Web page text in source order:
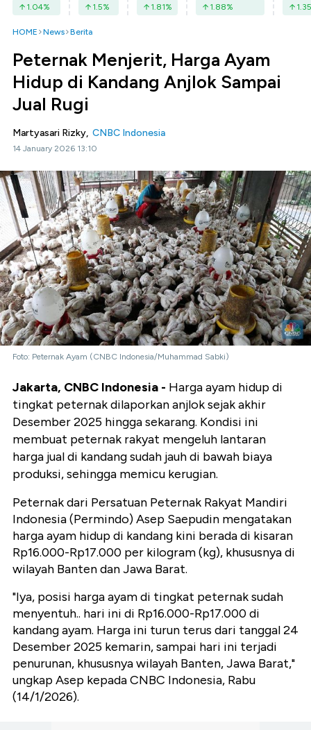
1.04% 1.5% 1.81% 1.88% 1.35
HOME News Berita
Peternak Menjerit, Harga Ayam
Hidup di Kandang Anjlok Sampai
Jual Rugi
Martyasari Rizky, CNBC Indonesia
14 January 2026 13:10
Foto: Peternak Ayam (CNBC Indonesia/Muhammad Sabki)
Jakarta, CNBC Indonesia - Harga ayam hidup di
tingkat peternak dilaporkan anjlok sejak akhir
Desember 2025 hingga sekarang. Kondisi ini
membuat peternak rakyat mengeluh lantaran
harga jual di kandang sudah jauh di bawah biaya
produksi, sehingga memicu kerugian.
Peternak dari Persatuan Peternak Rakyat Mandiri
Indonesia (Permindo) Asep Saepudin mengatakan
harga ayam hidup di kandang kini berada di kisaran
Rp16.000-Rp17.000 per kilogram (kg), khususnya di
wilayah Banten dan Jawa Barat.
"Iya, posisi harga ayam di tingkat peternak sudah
menyentuh.. hari ini di Rp16.000-Rp17.000 di
kandang ayam. Harga ini turun terus dari tanggal 24
Desember 2025 kemarin, sampai hari ini terjadi
penurunan, khususnya wilayah Banten, Jawa Barat,"
ungkap Asep kepada CNBC Indonesia, Rabu
(14/1/2026).